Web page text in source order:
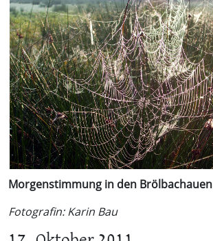
Morgenstimmung in den Brölbachauen
Fotografin: Karin Bau